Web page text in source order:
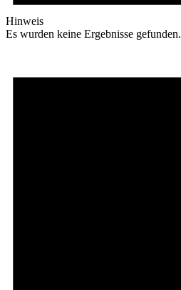
Hinweis
Es wurden keine Ergebnisse gefunden.